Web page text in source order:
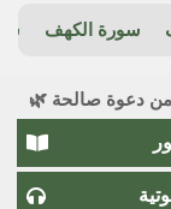
سورة الكهف
من دعوة صالحة 🌿